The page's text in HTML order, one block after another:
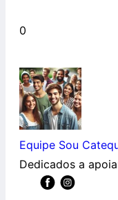
0
Equipe Sou
Dedicados a